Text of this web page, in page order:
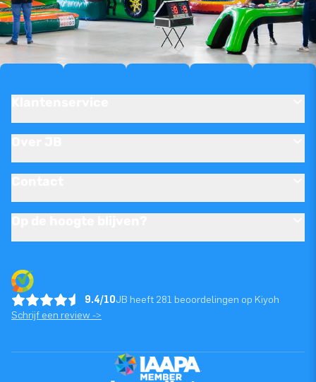
9.4/10JB heeft 281 beoordelingen op Kiyoh
Schrijf een review ->